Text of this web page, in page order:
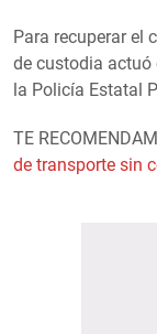
Para recuperar el
de custodia actuó
la Policía Estatal
TE
de transporte sin